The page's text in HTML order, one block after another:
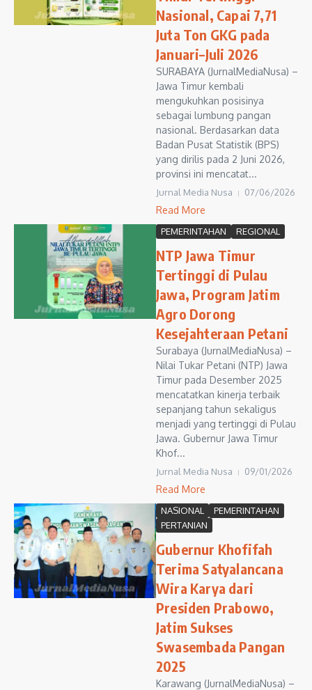
Nasional, Capai 7,71
Juta Ton GKG pada
Januari–Juli 2026
SURABAYA (JurnalMediaNusa) –
Jawa Timur kembali
mengukuhkan posisinya
sebagai lumbung pangan
nasional. Berdasarkan data
Badan Pusat Statistik (BPS)
yang dirilis pada 2 Juni 2026,
provinsi ini mencatat...
Jurnal Media Nusa 07/06/2026
Read More
PEMERINTAHAN REGIONAL
NTP Jawa Timur
Tertinggi di Pulau
Jawa, Program Jatim
Agro Dorong
Kesejahteraan Petani
Surabaya (JurnalMediaNusa) –
Nilai Tukar Petani (NTP) Jawa
Timur pada Desember 2025
mencatatkan kinerja terbaik
sepanjang tahun sekaligus
menjadi yang tertinggi di Pulau
Jawa. Gubernur Jawa Timur
Khof...
Jurnal Media Nusa 09/01/2026
Read More
NASIONAL
PEMERINTAHAN
PERTANIAN
Gubernur Khofifah
Terima Satyalancana
Wira Karya dari
Presiden Prabowo,
Jatim Sukses
Swasembada Pangan
2025
Karawang (JurnalMediaNusa) –